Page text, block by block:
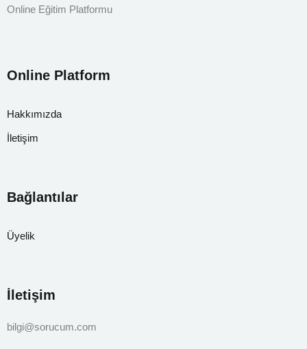
Online Eğitim Platformu
Online Platform
Hakkımızda
İletişim
Bağlantılar
Üyelik
İletişim
bilgi@sorucum.com